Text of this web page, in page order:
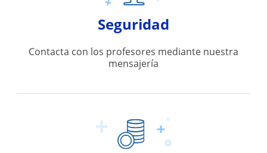
Seguridad
Contacta con los profesores mediante nuestra
mensajería